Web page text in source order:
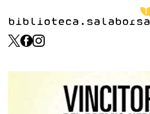
biblioteca.salaborsa